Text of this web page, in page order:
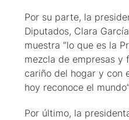
Por su parte, la
Diputados, Clara
muestra “lo que es la
mezcla de empresas y
cariño del hogar y con
hoy reconoce el
Por último, la